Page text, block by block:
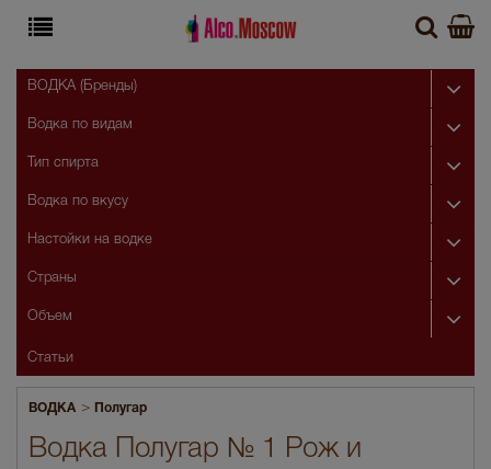
ВОДКА > Полугар
Водка Полугар № 1 Рож и
ВОДКА (Бренды)
Водка по видам
Тип спирта
Водка по вкусу
Настойки на водке
Страны
Объем
Статьи